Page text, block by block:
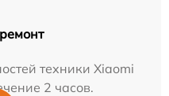
техники Xiaomi
2 часов.